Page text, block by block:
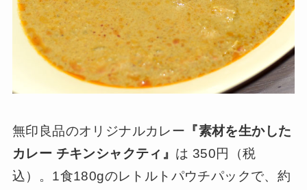
無印良品のオリジナルカレー 『素材を生かした
カレー チキンシャクティ』 は 350円（税
込）。1食180gのレトルトパウチパックで、約